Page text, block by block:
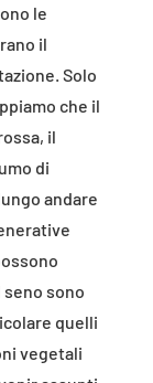
le
il
Solo
che il
il
di
andare
seno sono
quelli
vegetali